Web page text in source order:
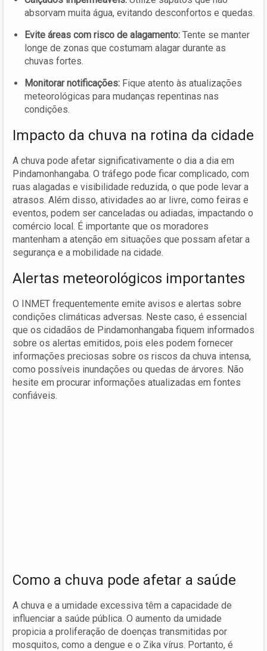
absorvam muita água, evitando desconfortos e quedas.
Evite áreas com risco de alagamento: Tente se manter
longe de zonas que costumam alagar durante as
chuvas fortes.
Monitorar notificações: Fique atento às atualizações
meteorológicas para mudanças repentinas nas
condições.
Impacto da chuva na rotina da cidade
A chuva pode afetar significativamente o dia a dia em
Pindamonhangaba. O tráfego pode ficar complicado, com
ruas alagadas e visibilidade reduzida, o que pode levar a
atrasos. Além disso, atividades ao ar livre, como feiras e
eventos, podem ser canceladas ou adiadas, impactando o
comércio local. É importante que os moradores
mantenham a atenção em situações que possam afetar a
segurança e a mobilidade na cidade.
Alertas meteorológicos importantes
O INMET frequentemente emite avisos e alertas sobre
condições climáticas adversas. Neste caso, é essencial
que os cidadãos de Pindamonhangaba fiquem informados
sobre os alertas emitidos, pois eles podem fornecer
informações preciosas sobre os riscos da chuva intensa,
como possíveis inundações ou quedas de árvores. Não
hesite em procurar informações atualizadas em fontes
confiáveis.
Como a chuva pode afetar a saúde
A chuva e a umidade excessiva têm a capacidade de
influenciar a saúde pública. O aumento da umidade
propicia a proliferação de doenças transmitidas por
mosquitos, como a dengue e o Zika vírus. Portanto, é